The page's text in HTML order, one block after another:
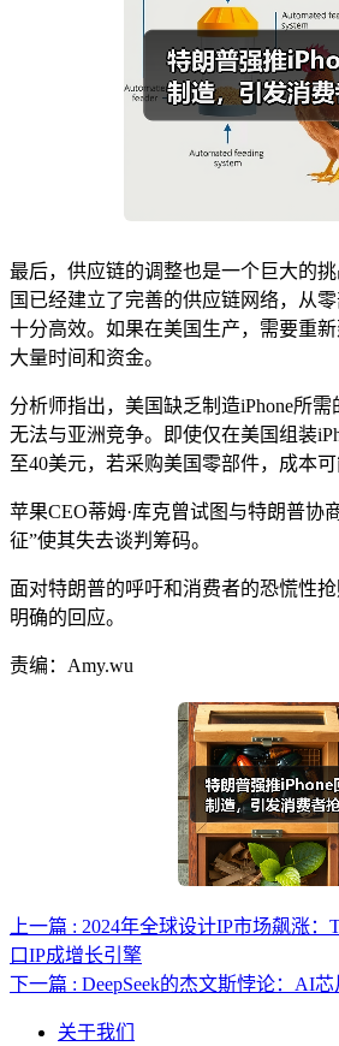
最后，供应链的调整也是一个巨大的
国已经建立了完善的供应链网络，从
十分高效。如果在美国生产，需要重
大量时间和资金。
分析师指出，美国缺乏制造iPhone所
无法与亚洲竞争。即使仅在美国组装
至40美元，若采购美国零部件，成本可
苹果CEO蒂姆·库克曾试图与特朗普协
征”使其失去谈判筹码。
面对特朗普的呼吁和消费者的恐慌性
明确的回应。
责编：Amy.wu
上一篇 : 2024年全球设计IP市场飙涨：
口IP成增长引擎
下一篇 : DeepSeek的杰文斯悖论：AI
关于我们